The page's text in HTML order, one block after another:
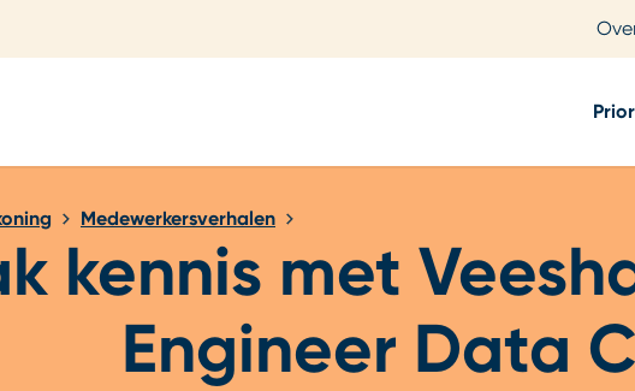
Medewerkersverhalen
kennis met
Engineer Data